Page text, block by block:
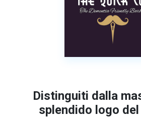
Distinguiti dalla
splendido logo